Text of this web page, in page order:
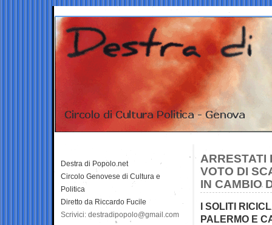
ARRESTATI
VOTO DI
IN CAMBIO
I SOLITI
PALERMO E
Destra di Popolo.net
Circolo Genovese di Cultura e
Politica
Diretto da Riccardo Fucile
Scrivici: destradipopolo@gmail.com